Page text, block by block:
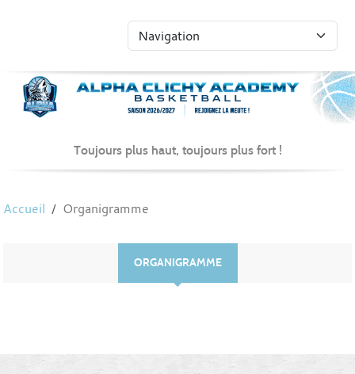
Toujours plus haut, toujours plus fort !
Accueil Organigramme
ORGANIGRAMME